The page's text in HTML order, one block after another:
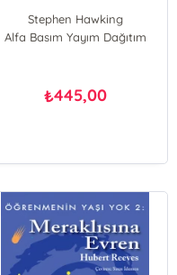
Stephen Hawking
Alfa Basım Yayım Dağıtım
₺445,00